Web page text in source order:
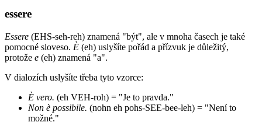
essere
Essere (EHS-seh-reh) znamená "být", ale v mnoha časech je také
pomocné sloveso. È (eh) uslyšíte pořád a přízvuk je důležitý,
protože e (eh) znamená "a".
V dialozích uslyšíte třeba tyto vzorce:
È vero. (eh VEH-roh) = "Je to pravda."
Non è possibile. (nohn eh pohs-SEE-bee-leh) = "Není to
možné."